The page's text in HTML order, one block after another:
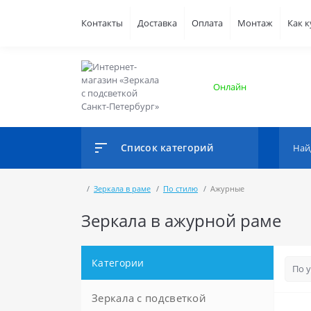
Контакты Доставка Оплата Монтаж Как
Онлайн
Список категорий
Зеркала в раме По стилю Ажурные
Зеркала в ажурной раме
Категории
Зеркала с подсветкой